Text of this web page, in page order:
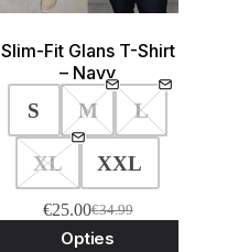
Slim-Fit Glans T-Shirt
– Navy
S M L
XL XXL
€34.99
Oorspronkelijke
prijs
€25.00Huidige
prijs
Opties